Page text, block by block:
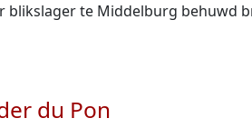
blikslager te Middelburg
du Pon